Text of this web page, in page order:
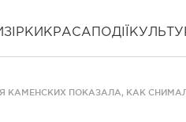
ЗІРКИ КРАСА ПОДІЇ
КАМЕНСКИХ ПОКАЗАЛА, КАК